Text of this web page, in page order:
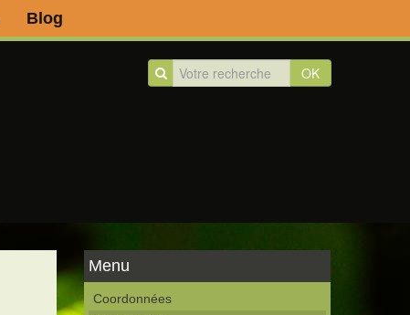
Blog
OK
Menu
Coordonnées